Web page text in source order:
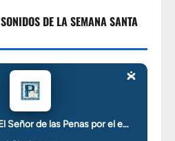
DE LA SEMANA SANTA